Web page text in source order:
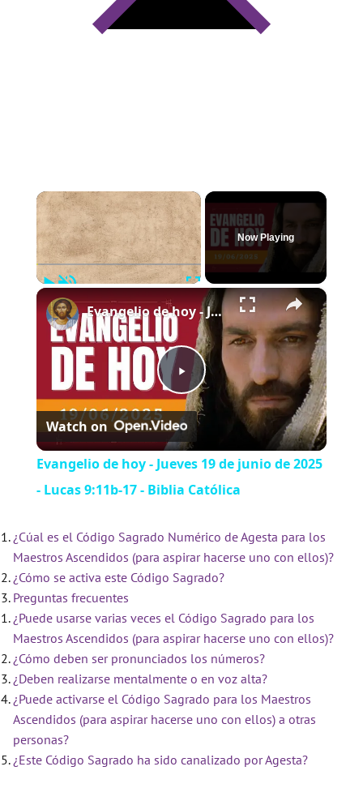
×
PlayUnmute Fullscreen
Now Playing
×
P
l
a
y
V
i
d
Evangelio de hoy - Jueves 19 de junio de 2025 - Lucas 9:11b-17 - Biblia Católica
Watch on
Evangelio de hoy - Jueves 19 de junio de 2025
- Lucas 9:11b-17 - Biblia Católica
¿Cúal es el Código Sagrado Numérico de Agesta para los
Maestros Ascendidos (para aspirar hacerse uno con ellos)?
¿Cómo se activa este Código Sagrado?
Preguntas frecuentes
¿Puede usarse varias veces el Código Sagrado para los
Maestros Ascendidos (para aspirar hacerse uno con ellos)?
¿Cómo deben ser pronunciados los números?
¿Deben realizarse mentalmente o en voz alta?
¿Puede activarse el Código Sagrado para los Maestros
Ascendidos (para aspirar hacerse uno con ellos) a otras
personas?
¿Este Código Sagrado ha sido canalizado por Agesta?